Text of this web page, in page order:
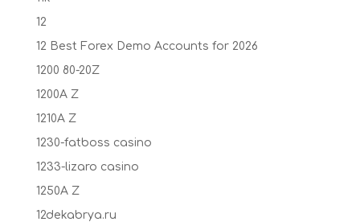
12
12 Best Forex Demo Accounts for 2026
1200 80-20Z
1200A Z
1210A Z
1230-fatboss casino
1233-lizaro casino
1250A Z
12dekabrya.ru